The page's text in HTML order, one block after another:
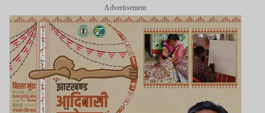
Advertisement